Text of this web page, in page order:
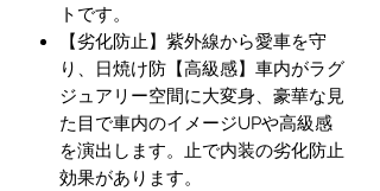
トです。
【劣化防止】紫外線から愛車を守
り、日焼け防【高級感】車内がラグ
ジュアリー空間に大変身、豪華な見
た目で車内のイメージUPや高級感
を演出します。止で内装の劣化防止
効果があります。